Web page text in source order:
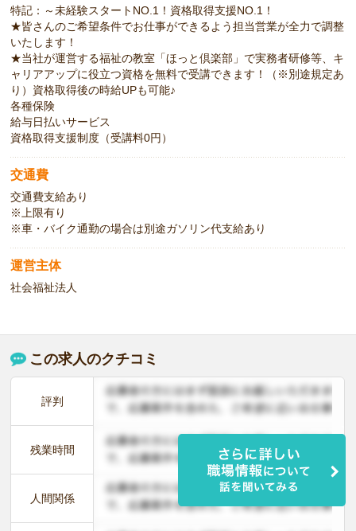
特記：～未経験スタートNO.1！資格取得支援NO.1！
★皆さんのご希望条件でお仕事ができるよう担当営業が全力で調整
いたします！
★当社が運営する福祉の教室「ほっと倶楽部」で実務者研修等、キ
ャリアアップに役立つ資格を無料で受講できます！（※別途規定あ
り）資格取得後の時給UPも可能♪
各種保険
給与日払いサービス
資格取得支援制度（受講料0円）
交通費
交通費支給あり
※上限有り
※車・バイク通勤の場合は別途ガソリン代支給あり
運営主体
社会福祉法人
この求人のクチコミ
評判
残業時間
人間関係